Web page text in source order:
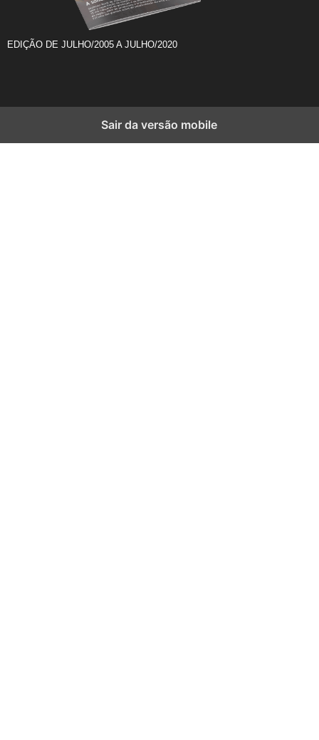
EDIÇÃO DE JULHO/2005 A JULHO/2020
Sair da versão mobile